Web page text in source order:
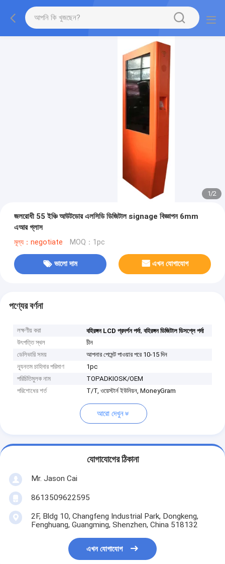
1/2
জলরোধী 55 ইঞ্চি আউটডোর এলসিডি ডিজিটাল signage বিজ্ঞাপন 6mm
এআর গ্লাস
মূল্য：negotiate MOQ：1pc
ভালো দাম এখন যোগাযোগ
পণ্যের বর্ণনা
লক্ষণীয় করা বহিরঙ্গন LCD প্রদর্শন পর্দা,বহিরঙ্গন ডিজিটাল ডিসপ্লে পর্দা
উৎপত্তি স্থল
চীন
ডেলিভারি সময়
আপনার পেমেন্ট পাওয়ার পরে 10-15 দিন
ন্যূনতম চাহিদার পরিমাণ
1pc
পরিচিতিমুলক নাম
TOPADKIOSK/OEM
পরিশোধের শর্ত
T/T, ওয়েস্টার্ন ইউনিয়ন, MoneyGram
আরো দেখুন
যোগাযোগের ঠিকানা
Mr. Jason Cai
8613509622595
2F, Bldg 10, Changfeng Industrial Park, Dongkeng,
Fenghuang, Guangming, Shenzhen, China 518132
এখন যোগাযোগ